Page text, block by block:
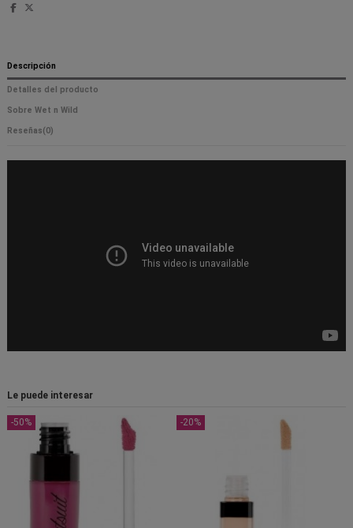
Descripción
Detalles del producto
Sobre Wet n Wild
Reseñas(0)
Le puede interesar
-50% -20%